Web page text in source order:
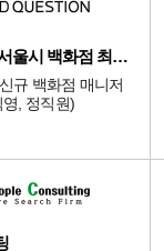
디앤드퀘스천/서울시 백화점 최상급 점
규 백화점 매니저
, 정직원)